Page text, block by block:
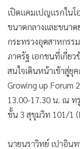
• กองทุนรวม
• Factcheck
• ญี่ปุ่น
• News1
• Gotomanager
เปิดแคมเปญแรกใน
ขนาดกลางและขนาด
กระทรวงอุตสาหกรร
ภาครัฐ เอกชนที่เกี่ย
สนใจเดินหน้าเข้าสู่ยุ
Growing up Forum
13.00-17.30 น. ณ ท
ชั้น 3 สุขุมวิท 101/1
นายนราวิทย์ เปาอินท